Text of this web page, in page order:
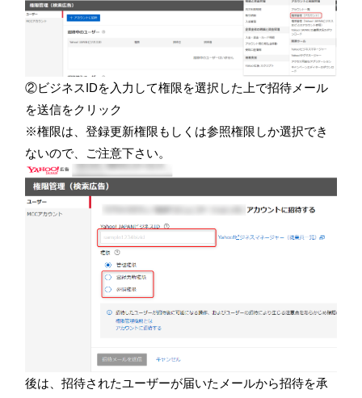
②ビジネスIDを入力して権限を選択した上で招待メール
を送信をクリック
※権限は、登録更新権限もしくは参照権限しか選択でき
ないので、ご注意下さい。
後は、招待されたユーザーが届いたメールから招待を承